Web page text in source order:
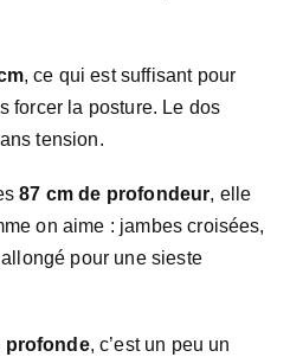
, ce qui est suffisant pour
forcer la posture. Le dos
tension.
87 cm de profondeur, elle
on aime : jambes croisées,
pour une sieste
profonde, c’est un peu un